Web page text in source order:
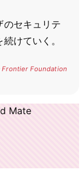
のセキュリテ
けていく。
Frontier Foundation
Mate